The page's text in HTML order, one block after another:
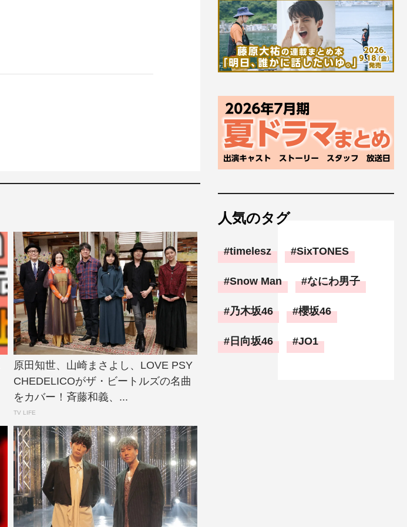
原田知世、山崎まさよし、LOVE PSY
CHEDELICOがザ・ビートルズの名曲
をカバー！斉藤和義、...
TV LIFE
人気のタグ
timelesz SixTONES
Snow Man なにわ男子
乃木坂46 櫻坂46
日向坂46 JO1